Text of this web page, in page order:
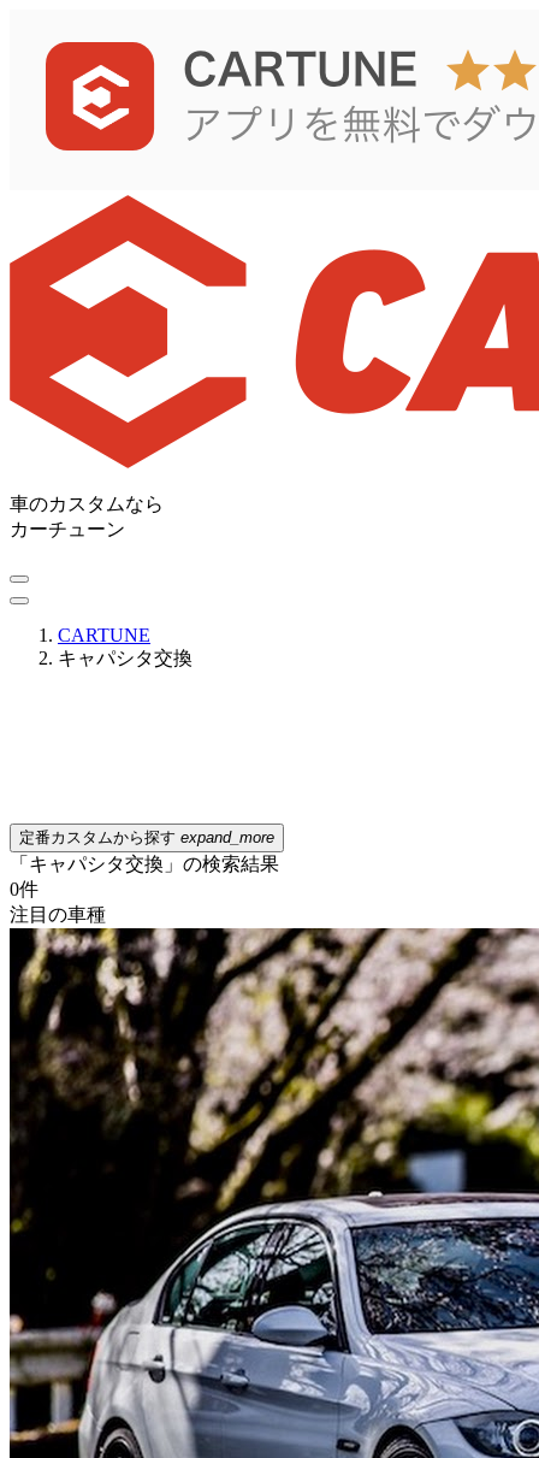
車のカスタムなら
カーチューン
CARTUNE
キャパシタ交換
定番カスタムから探す expand_more
「キャパシタ交換」の検索結果
0件
注目の車種